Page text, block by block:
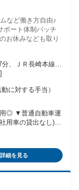
など働き方自由♪
ポート体制バッチ
お休みなども取り
、ＪＲ長崎本線
約53分
に対する手当）
車運
用車の貸出なし)
担当者
、 「全く知識がな
ません！ 登録時
詳細を見る